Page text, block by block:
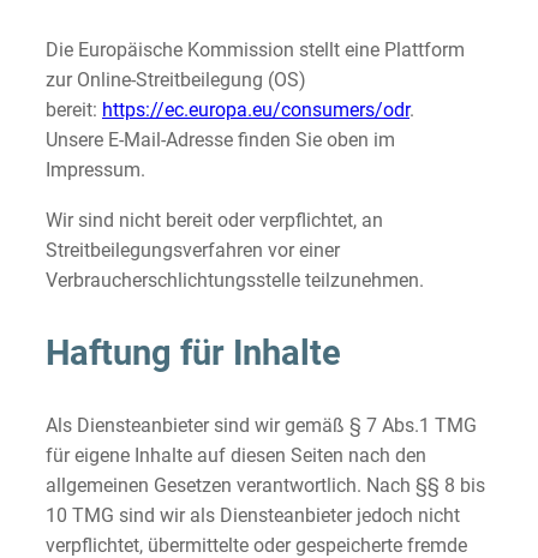
Die Europäische Kommission stellt eine Plattform
zur Online-Streitbeilegung (OS)
bereit: https://ec.europa.eu/consumers/odr.
Unsere E-Mail-Adresse finden Sie oben im
Impressum.
Wir sind nicht bereit oder verpflichtet, an
Streitbeilegungsverfahren vor einer
Verbraucherschlichtungsstelle teilzunehmen.
Haftung für Inhalte
Als Diensteanbieter sind wir gemäß § 7 Abs.1 TMG
für eigene Inhalte auf diesen Seiten nach den
allgemeinen Gesetzen verantwortlich. Nach §§ 8 bis
10 TMG sind wir als Diensteanbieter jedoch nicht
verpflichtet, übermittelte oder gespeicherte fremde